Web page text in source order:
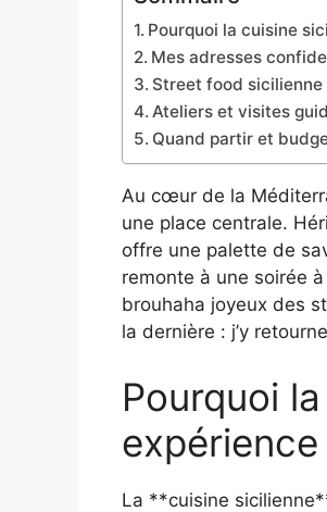
Pourquoi la cuisine
Mes adresses
Street food
Ateliers et visites
Quand partir et
Au cœur de la
une place centrale.
offre une palette de
remonte à une soirée
brouhaha joyeux des
la dernière : j’y
Pourquoi
expérience
La **cuisine